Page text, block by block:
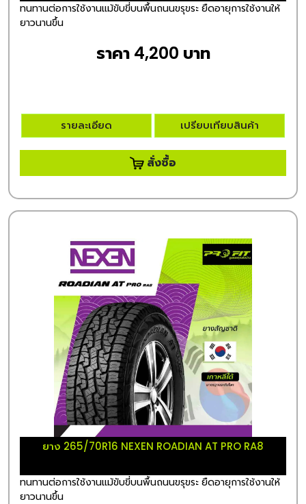
ทนทานต่อการใช้งานแม้ขับขี่บนพื้นถนนขรุขระ ยืดอายุการใช้งานให้
ยาวนานขึ้น
ราคา 4,200 บาท
รายละเอียด เปรียบเทียบสินค้า
สั่งซื้อ
ยาง 265/70R16 NEXEN ROADIAN AT PRO RA8
ทนทานต่อการใช้งานแม้ขับขี่บนพื้นถนนขรุขระ ยืดอายุการใช้งานให้
ยาวนานขึ้น